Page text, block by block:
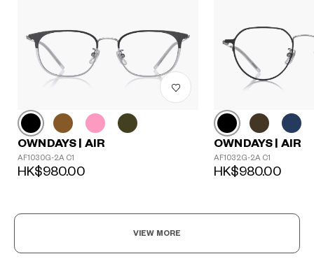
OWNDAYS | AIR
AF1030G-2A C1
HK$980.00
OWNDAYS | AIR
AF1032G-2A C1
HK$980.00
VIEW MORE